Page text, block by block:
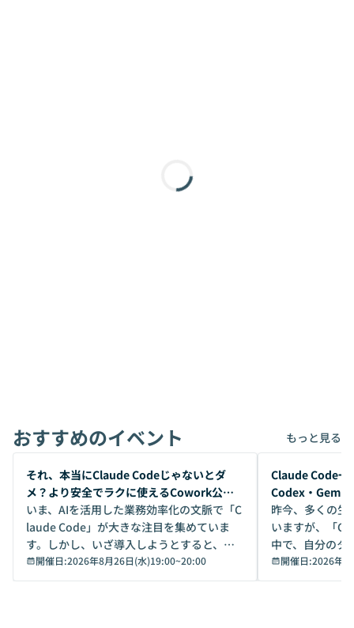
おすすめのイベント もっと見る
開催前
それ、本当にClaude Codeじゃないとダ
メ？より安全でラクに使えるCowork公開
デモ
いま、AIを活用した業務効率化の文脈で「C
laude Code」が大きな注目を集めていま
す。しかし、いざ導入しようとすると、セ
キュリティ面の懸念や権限管理のハードル
から、気軽に使えないケースも多いのでは
開催日:2026年8月26日(水)19:00~20:00
開催前
Claude Code一
Codex・
昨今、多くの生
いますが、「
中で、自分のタ
いいのか」を自
か？ 「なんとなく誰かが良いと言っていた
開催日:2026年8